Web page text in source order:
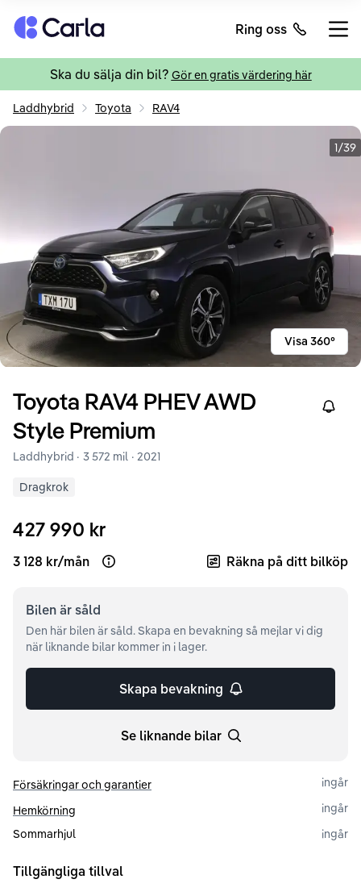
Tillbaka till startsidan Ring oss
Ska du sälja din bil? Gör en gratis värdering här
Laddhybrid Toyota RAV4
1/39
Visa 360°
Toyota RAV4 PHEV AWD
Style Premium
Right
Laddhybrid · 3 572 mil · 2021
Dragkrok
427 990 kr
3 128 kr/mån Open loan example Räkna på ditt bilköp
Bilen är såld
Den här bilen är såld. Skapa en bevakning så mejlar vi dig
när liknande bilar kommer in i lager.
Skapa bevakning
Se liknande bilar
Försäkringar och garantier
ingår
Hemkörning
ingår
Sommarhjul
ingår
Tillgängliga tillval